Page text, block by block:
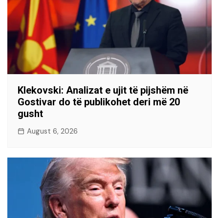
Klekovski: Analizat e ujit të pijshëm në
Gostivar do të publikohet deri më 20
gusht
August 6, 2026